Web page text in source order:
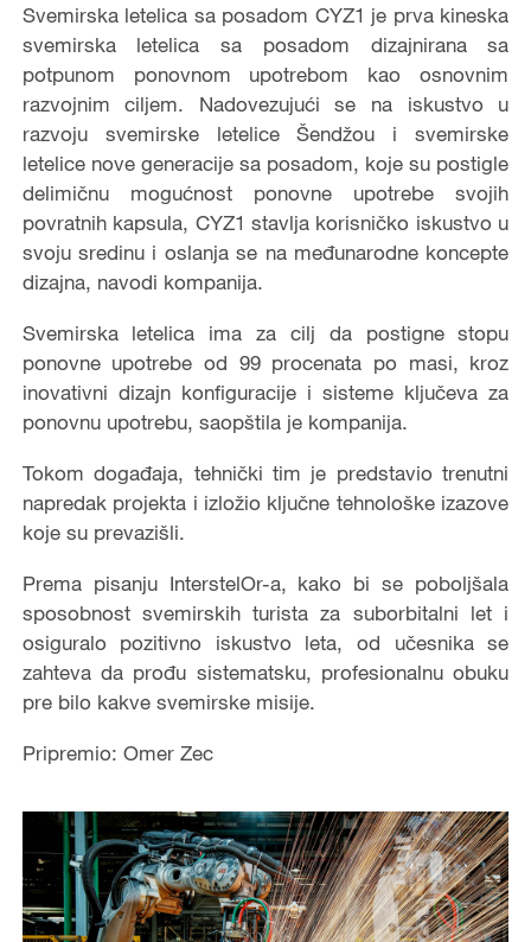
Svemirska letelica sa posadom CYZ1 je prva kineska
svemirska letelica sa posadom dizajnirana sa
potpunom ponovnom upotrebom kao osnovnim
razvojnim ciljem. Nadovezujući se na iskustvo u
razvoju svemirske letelice Šendžou i svemirske
letelice nove generacije sa posadom, koje su postigle
delimičnu mogućnost ponovne upotrebe svojih
povratnih kapsula, CYZ1 stavlja korisničko iskustvo u
svoju sredinu i oslanja se na međunarodne koncepte
dizajna, navodi kompanija.
Svemirska letelica ima za cilj da postigne stopu
ponovne upotrebe od 99 procenata po masi, kroz
inovativni dizajn konfiguracije i sisteme ključeva za
ponovnu upotrebu, saopštila je kompanija.
Tokom događaja, tehnički tim je predstavio trenutni
napredak projekta i izložio ključne tehnološke izazove
koje su prevazišli.
Prema pisanju InterstelOr-a, kako bi se poboljšala
sposobnost svemirskih turista za suborbitalni let i
osiguralo pozitivno iskustvo leta, od učesnika se
zahteva da prođu sistematsku, profesionalnu obuku
pre bilo kakve svemirske misije.
Pripremio: Omer Zec